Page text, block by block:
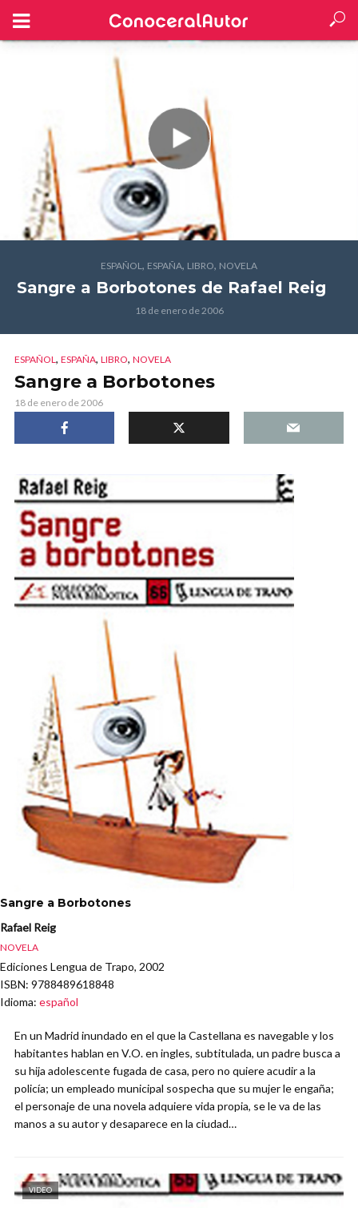
ESPAÑOL, ESPAÑA, LIBRO, NOVELA
Sangre a Borbotones de Rafael Reig
18 de enero de 2006
ESPAÑOL, ESPAÑA, LIBRO, NOVELA
Sangre a Borbotones
18 de enero de 2006
Sangre a Borbotones
Rafael Reig
NOVELA
Ediciones Lengua de Trapo, 2002
ISBN: 9788489618848
Idioma: español
En un Madrid inundado en el que la Castellana es navegable y los
habitantes hablan en V.O. en ingles, subtitulada, un padre busca a
su hija adolescente fugada de casa, pero no quiere acudir a la
policía; un empleado municipal sospecha que su mujer le engaña;
el personaje de una novela adquiere vida propia, se le va de las
manos a su autor y desaparece en la ciudad…
VIDEO